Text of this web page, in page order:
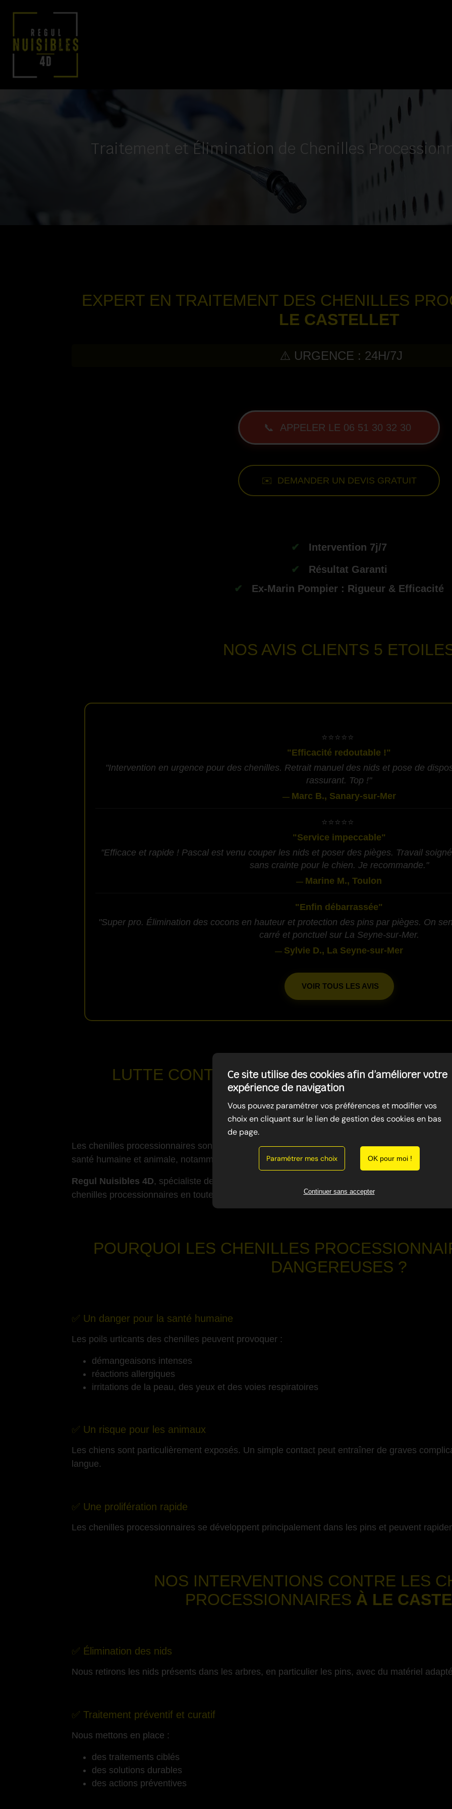
Traitement et Élimination de Chenilles
EXPERT EN TRAITEMENT DES CHENILLES
LE CASTELLET
⚠️ URGENCE : 24H/7J
📞 APPELER LE 06 51 30 32 30
✉️ DEMANDER UN DEVIS GRATUIT
✔
Intervention 7j/7
✔
Résultat Garanti
✔
Ex-Marin Pompier : Rigueur & Efficacité
NOS AVIS CLIENTS 5
​⭐⭐⭐⭐⭐
"Efficacité redoutable !"
"Intervention en urgence pour des chenilles. Retrait manuel des nids et pose de
rassurant. Top !"
— Marc B., Sanary-sur-Mer
​⭐⭐⭐⭐⭐
"Service impeccable"
"Efficace et rapide ! Pascal est venu couper les nids et poser des pièges. Travail
sans crainte pour le chien. Je recommande."
— Marine M., Toulon
"Enfin débarrassée"
"Super pro. Élimination des cocons en hauteur et protection des pins par pièges. On
carré et ponctuel sur La Seyne-sur-Mer.
— Sylvie D., La Seyne-sur-Mer
VOIR TOUS LES AVIS
LUTTE CONTRE LES CHENILLES
CASTELLET
Les chenilles processionnaires sont des nuisibles dangereux présents dans toute la région.
santé humaine et animale, notamment à cause de leurs poils urticants.
Regul Nuisibles 4D, spécialiste de la lutte contre les nuisibles dans le Var 83, intervient pour
chenilles processionnaires en toute sécurité.
POURQUOI LES CHENILLES
DANGEREUSES ?
✅ Un danger pour la santé humaine
Les poils urticants des chenilles peuvent provoquer :
démangeaisons intenses
réactions allergiques
irritations de la peau, des yeux et des voies respiratoires
✅ Un risque pour les animaux
Les chiens sont particulièrement exposés. Un simple contact peut entraîner de graves
langue.
✅ Une prolifération rapide
Les chenilles processionnaires se développent principalement dans les pins et peuvent
NOS INTERVENTIONS CONTRE LES
PROCESSIONNAIRES À LE
✅ Élimination des nids
Nous retirons les nids présents dans les arbres, en particulier les pins, avec du matériel
✅ Traitement préventif et curatif
Nous mettons en place :
des traitements ciblés
des solutions durables
des actions préventives
Ce site utilise des cookies afin d’améliorer votre
expérience de navigation
Vous pouvez paramétrer vos préférences et modifier vos
choix en cliquant sur le lien de gestion des cookies en bas
de page.
Paramétrer mes choix OK pour moi !
Continuer sans accepter